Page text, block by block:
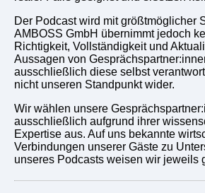
Der Podcast wird mit größtmöglicher
AMBOSS GmbH übernimmt jedoch
Richtigkeit, Vollständigkeit und
Aussagen von
ausschließlich diese selbst
nicht unseren Standpunkt wider.
Wir wählen unsere
ausschließlich aufgrund ihrer
Expertise aus. Auf uns bekannte
Verbindungen unserer Gäste zu
unseres Podcasts weisen wir jeweils